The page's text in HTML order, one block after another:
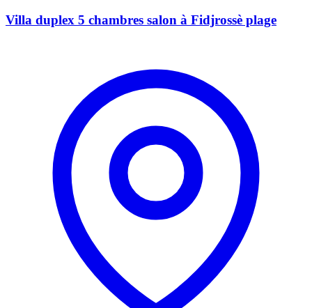
Villa duplex 5 chambres salon à Fidjrossè plage